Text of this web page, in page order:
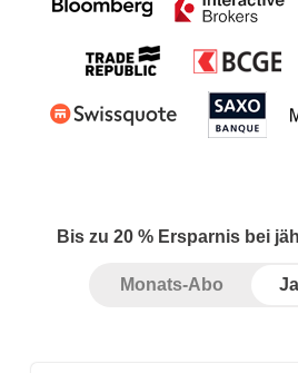
Bis zu 20 % Ersparnis bei
Monats-Abo